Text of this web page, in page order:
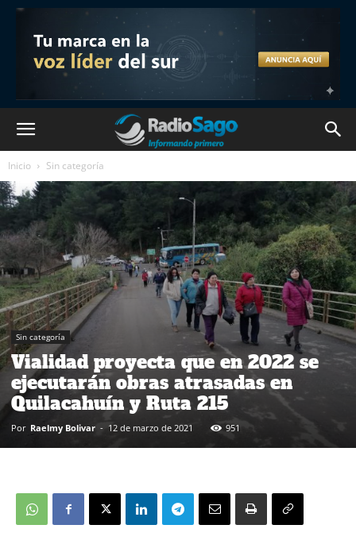
Inicio Sin categoría
Sin categoría
Vialidad proyecta que en 2022 se
ejecutarán obras atrasadas en
Quilacahuín y Ruta 215
Por Raelmy Bolivar - 12 de marzo de 2021 951